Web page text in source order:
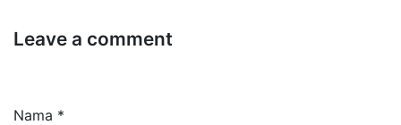
Leave a comment
Nama *